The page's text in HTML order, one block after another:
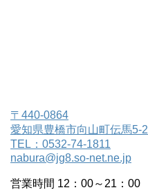
〒440-0864
愛知県豊橋市向山町伝馬5-2
TEL：0532-74-1811
nabura@jg8.so-net.ne.jp
営業時間 12：00～21：00